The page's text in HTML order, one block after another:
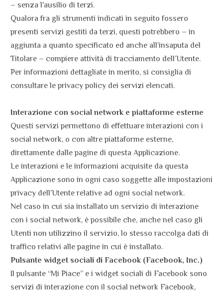
– senza l'ausilio di terzi.
Qualora fra gli strumenti indicati in seguito fossero
presenti servizi gestiti da terzi, questi potrebbero – in
aggiunta a quanto specificato ed anche all’insaputa del
Titolare – compiere attività di tracciamento dell’Utente.
Per informazioni dettagliate in merito, si consiglia di
consultare le privacy policy dei servizi elencati.
Interazione con social network e piattaforme esterne
Questi servizi permettono di effettuare interazioni con i
social network, o con altre piattaforme esterne,
direttamente dalle pagine di questa Applicazione.
Le interazioni e le informazioni acquisite da questa
Applicazione sono in ogni caso soggette alle impostazioni
privacy dell’Utente relative ad ogni social network.
Nel caso in cui sia installato un servizio di interazione
con i social network, è possibile che, anche nel caso gli
Utenti non utilizzino il servizio, lo stesso raccolga dati di
traffico relativi alle pagine in cui è installato.
Pulsante widget sociali di Facebook (Facebook, Inc.)
Il pulsante “Mi Piace” e i widget sociali di Facebook sono
servizi di interazione con il social network Facebook,